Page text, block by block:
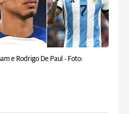
e Rodrigo De Paul - Foto: